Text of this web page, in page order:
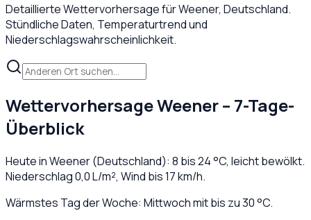
Detaillierte Wettervorhersage fürWeener, Deutschland.
Stündliche Daten, Temperaturtrend und
Niederschlagswahrscheinlichkeit.
WettervorhersageWeener– 7-Tage-
Überblick
Heute inWeener(Deutschland): 8 bis24°C, leicht bewölkt.
Niederschlag0,0L/m², Wind bis17km/h.
Wärmstes Tag der Woche: Mittwoch mit bis zu 30 °C.